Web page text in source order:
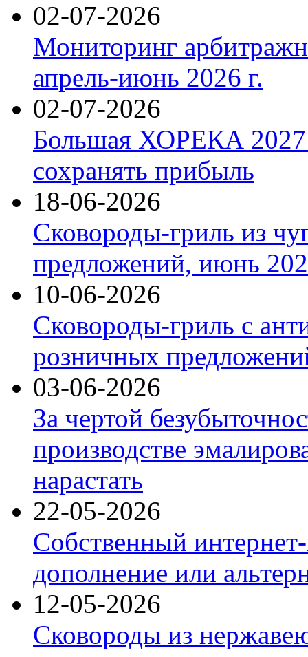
02-07-2026
Мониторинг
апрель-июнь 2026 г.
02-07-2026
Большая ХОРЕКА 2027:
сохранять прибыль
18-06-2026
Сковороды-гриль из
предложений, июнь
10-06-2026
Сковороды-гриль с
розничных
03-06-2026
За чертой
производстве
нарастать
22-05-2026
Собственный
дополнение или
12-05-2026
Сковороды из